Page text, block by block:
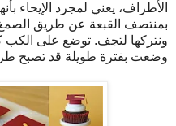
الأطراف، يعني لمجرد الإيحاء
بمنتصف القبعة عن طريق
ونتركها لتجف. توضع على الكب
وضعت بفترة طويلة قد تصبح